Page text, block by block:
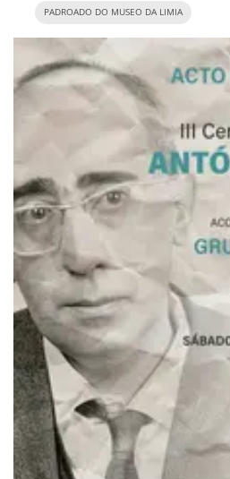
PADROADO DO MUSEO DA LIMIA